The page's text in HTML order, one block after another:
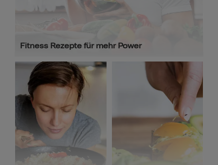
Fitness Rezepte für mehr Power